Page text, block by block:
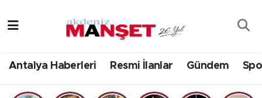
Antalya Haberleri Resmi İlanlar Gündem
Bilim & Teknoloji
Antalya Hava Durumu